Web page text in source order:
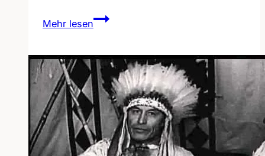
Mehr lesen
Silkes
Sohn
als
Autist
die
Gebärdensprache